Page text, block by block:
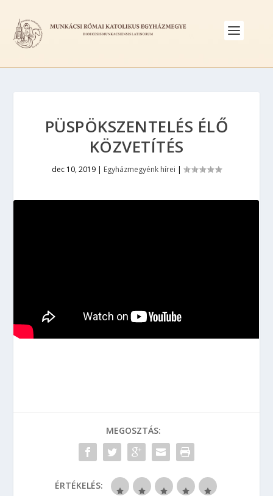
PÜSPÖKSZENTELÉS ÉLŐ
KÖZVETÍTÉS
dec 10, 2019 | Egyházmegyénk hírei |
MEGOSZTÁS:
ÉRTÉKELÉS: